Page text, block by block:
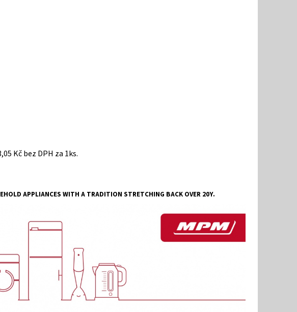
Kč bez DPH za 1ks.
APPLIANCES WITH A TRADITION STRETCHING BACK OVER 20Y.